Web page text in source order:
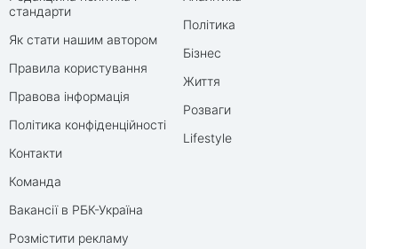
стандарти
Як стати нашим автором
Правила користування
Правова інформація
Політика конфіденційності
Контакти
Команда
Вакансії в РБК-Україна
Розмістити рекламу
Політика
Бізнес
Життя
Розваги
Lifestyle